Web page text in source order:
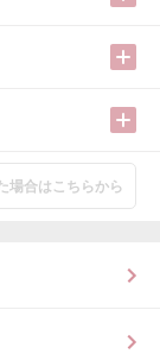
場合はこちらから